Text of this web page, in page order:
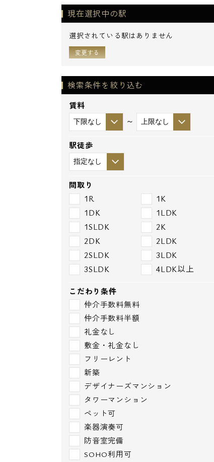
現在選択中の駅
選択されている駅はありません
変更する
検索条件を絞り込む
賃料
～
駅徒歩
間取り
1R
1K
1DK
1LDK
1SLDK
2K
2DK
2LDK
2SLDK
3LDK
3SLDK
4LDK以上
こだわり条件
仲介手数料無料
仲介手数料半額
礼金なし
敷金・礼金なし
フリーレント
新築
デザイナーズマンション
タワーマンション
ペット可
楽器演奏可
防音室完備
SOHO利用可